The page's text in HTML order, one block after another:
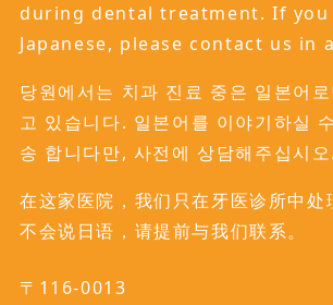
during dental treatment. If you
Japanese, please contact us in
당원에서는 치과 진료 중은 일본어
고 있습니다. 일본어를 이야기하실
송 합니다만, 사전에 상담해주십시오.
在这家医院，我们只在牙医诊所中处
不会说日语，请提前与我们联系。
〒116-0013